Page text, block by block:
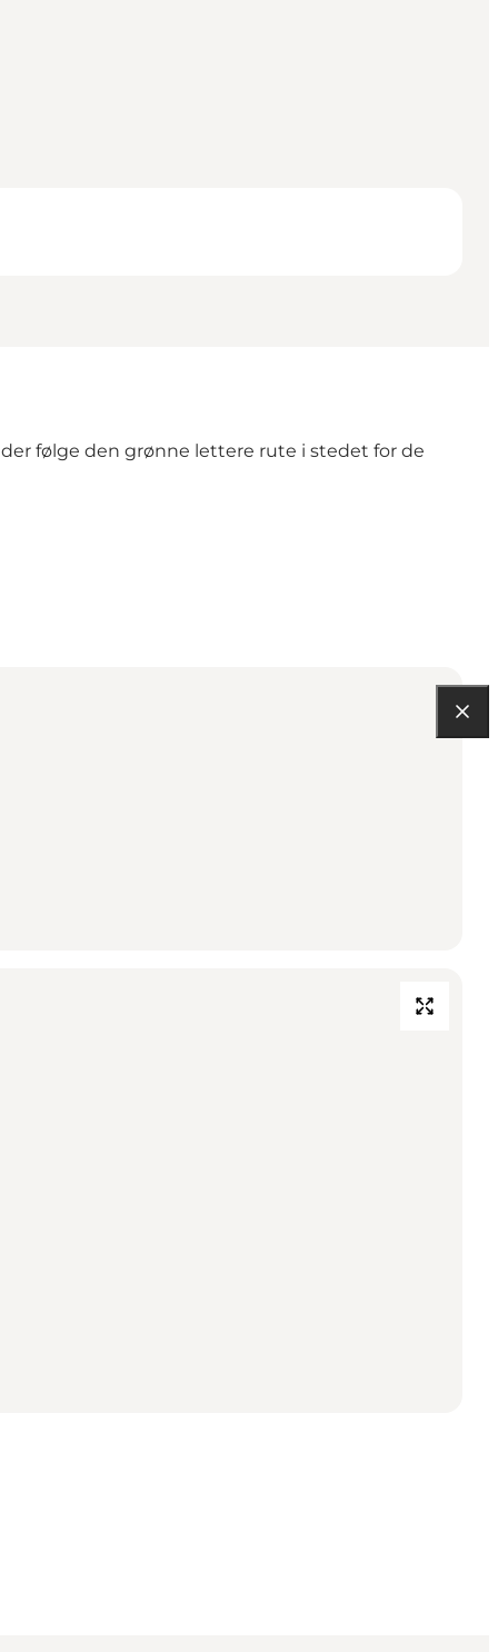
følge den grønne lettere rute i stedet for de